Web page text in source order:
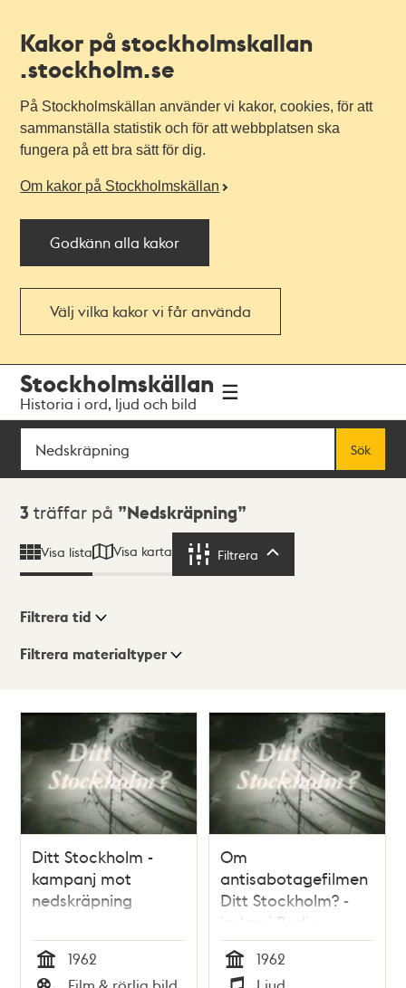
Kakor på stockholmskallan
.stockholm.se
På Stockholmskällan använder vi kakor, cookies, för att
sammanställa statistik och för att webbplatsen ska
fungera på ett bra sätt för dig.
Om kakor på Stockholmskällan
Godkänn alla kakor
Välj vilka kakor vi får använda
navigationen
huvudinnehållet
Stockholmskällan
Historia i ord, ljud och bild
Sök
Sök
Sökresultat
3 träffar på Nedskräpning
Visa lista Visa karta Filtrera
Visningsläge
Filtrera tid
Filtrera materialtyper
träffar
Ditt Stockholm -
kampanj mot
nedskräpning
Tid
1962
Om
antisabotagefilmen
Ditt Stockholm? -
inslag i Radio
Stockholm 103,3
Tid
1962